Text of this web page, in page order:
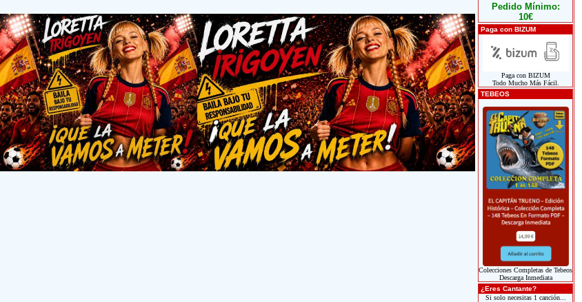
Pedido Mínimo:
10€
Paga con BIZUM
Paga con BIZUM
Todo Mucho Más Fácil.
TEBEOS
Colecciones Completas de Tebeos
Descarga Inmediata
¿Eres Cantante?
Si solo necesitas 1 canción...